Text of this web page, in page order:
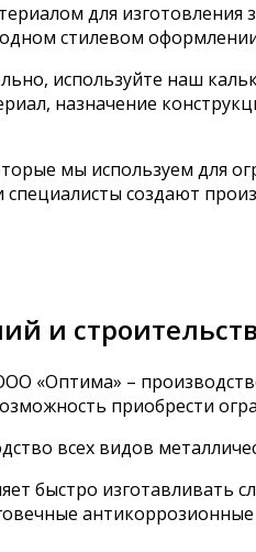
для
стилевом
используйте наш
назначение
мы используем для
создают
и
«Оптима» –
приобрести
всех видов
быстро